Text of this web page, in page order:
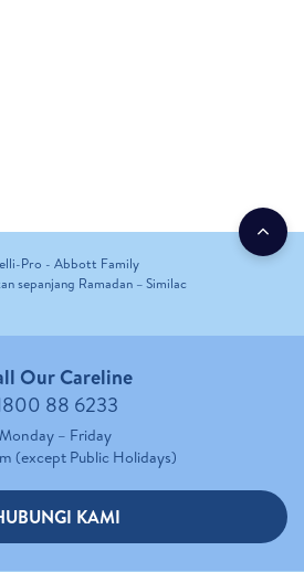
Pro - Abbott Family
sepanjang Ramadan – Similac
Our Careline
88 6233
Monday – Friday
(except Public Holidays)
KAMI